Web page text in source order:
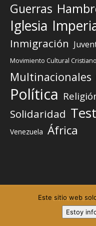
Guerras
Iglesia
Inmigración
Movimiento Cultural Cristiano
Multinacionales
Política
Solidaridad
Venezuela África
Elemento del
Este sitio web
Estoy